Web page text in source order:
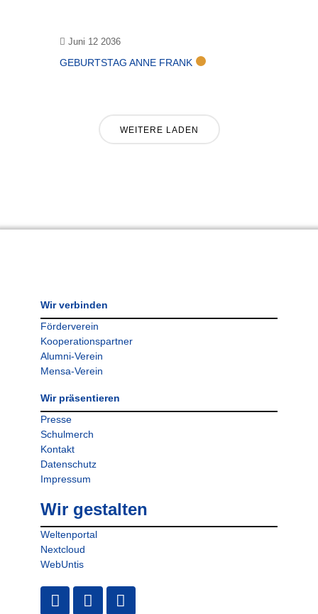
Juni 12 2036
GEBURTSTAG ANNE FRANK
WEITERE LADEN
Wir verbinden
Förderverein
Kooperationspartner
Alumni-Verein
Mensa-Verein
Wir präsentieren
Presse
Schulmerch
Kontakt
Datenschutz
Impressum
Wir gestalten
Weltenportal
Nextcloud
WebUntis